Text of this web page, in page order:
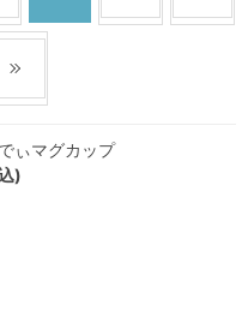
ぃマグカップ
)